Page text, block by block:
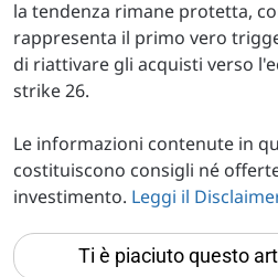
la tendenza rimane protetta,
rappresenta il primo vero
di riattivare gli acquisti verso
strike 26.
Le informazioni contenute in
costituiscono consigli né
investimento. Leggi il
Ti è piaciuto questo